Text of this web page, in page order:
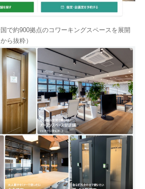
で約900拠点のコワーキングスペースを展開
ら抜粋）